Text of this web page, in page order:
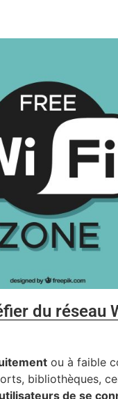
du réseau
ou à faible
bibliothèques,
de se